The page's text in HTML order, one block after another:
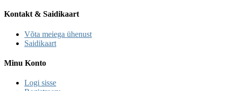
Kontakt & Saidikaart
Võta meiega ühenust
Saidikaart
Minu Konto
Logi sisse